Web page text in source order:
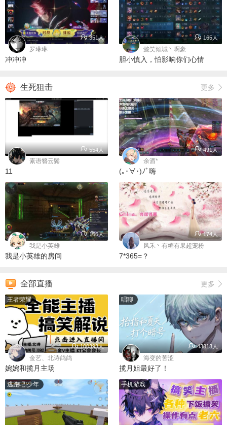
351人
罗琳琳
冲冲冲
165人
懿笑倾城丶啊豪
胆小慎入，怕影响你们心情
生死狙击 更多
554人
素语簪云鬓
11
491人
余酒*
(｡･∀･)ﾉﾞ嗨
166人
我是小英雄
我是小英雄的房间
174人
风禾丶有糖有果超宠粉
7*365=？
全部直播 更多
王者荣耀
100393人
金艺、北诗鸽鸽
婉婉和揽月主场
唱聊
43813人
海变的苦涩
揽月姐最好了！
逃跑吧!少年 手机游戏